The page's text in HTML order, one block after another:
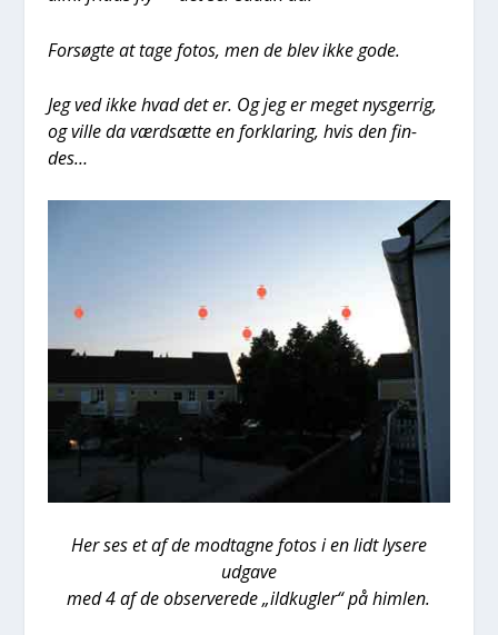
For­søg­te at tage fotos, men de blev ikke gode.
Jeg ved ikke hvad det er. Og jeg er meget nys­ger­rig,
og vil­le da værds­æt­te en for­kla­ring, hvis den fin­
des…
Her ses et af de mod­tag­ne fotos i en lidt lyse­re
udga­ve
med 4 af de obser­ve­re­de „ild­kug­ler“ på him­len.